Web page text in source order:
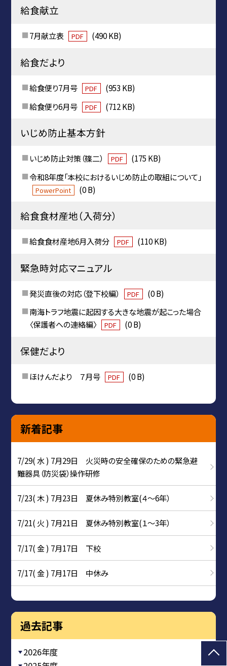
給食献立
7月献立表 PDF (490 KB)
給食だより
給食便り7月号 PDF
(953 KB)
給食便り6月号
PDF (712 KB)
いじめ防止基本方針
いじめ防止対策（篠二） PDF
(175 KB)
令和8年度「本校におけるいじめ防止の取組について」
PowerPoint (0 B)
給食食材産地（入荷分）
給食食材産地6月入荷分 PDF (110 KB)
緊急時対応マニュアル
発災直後の対応（登下校編） PDF
(0 B)
南海トラフ地震に起因する大きな地震が起こった場合
〈保護者への連絡編〉
PDF (0 B)
保健だより
ほけんだより ７月号 PDF (0 B)
新着記事
7/29( 水 ) 7月29日 火災時の安全確保のための緊急避
難器具（防災袋）操作研修
7/23( 木 ) 7月23日 夏休み特別教室(４～6年）
7/21( 火 ) 7月21日 夏休み特別教室(１～3年）
7/17( 金 ) 7月17日 下校
7/17( 金 ) 7月17日 中休み
過去記事
2026年度